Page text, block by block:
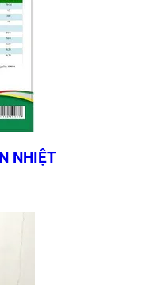
NHIỆT